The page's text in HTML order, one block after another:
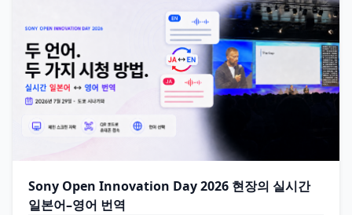
Sony Open Innovation Day 2026 현장의 실시간
일본어–영어 번역